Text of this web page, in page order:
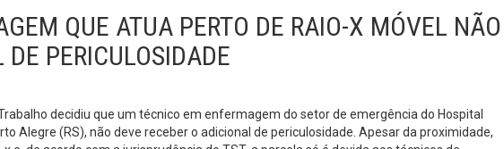
QUE ATUA PERTO DE RAIO-X MÓVEL NÃO
PERICULOSIDADE
decidiu que um técnico em enfermagem do setor de emergência do Hospital
Alegre (RS), não deve receber o adicional de periculosidade. Apesar da proximidade,